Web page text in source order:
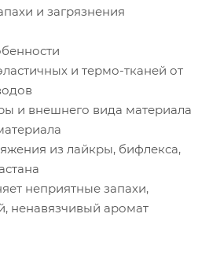
и загрязнения
и термо-тканей от
и внешнего вида материала
из лайкры, бифлекса,
неприятные запахи,
ненавязчивый аромат